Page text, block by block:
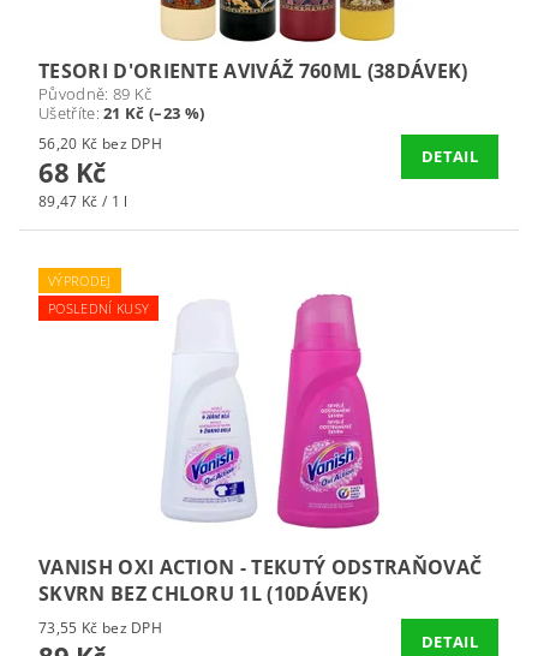
TESORI D'ORIENTE AVIVÁŽ 760ML (38DÁVEK)
Původně: 89 Kč
Ušetříte:21 Kč (–23 %)
56,20 Kč bez DPH
68 Kč
89,47 Kč / 1 l
DETAIL
VÝPRODEJ
POSLEDNÍ KUSY
VANISH OXI ACTION - TEKUTÝ ODSTRAŇOVAČ
SKVRN BEZ CHLORU 1L (10DÁVEK)
73,55 Kč bez DPH
DETAIL